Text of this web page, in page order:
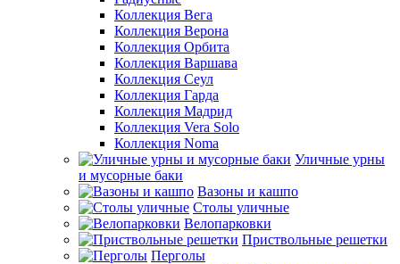
Коллекция Вега
Коллекция Верона
Коллекция Орбита
Коллекция Варшава
Коллекция Сеул
Коллекция Гарда
Коллекция Мадрид
Коллекция Vera Solo
Коллекция Noma
Уличные урны
и мусорные баки
Вазоны и кашпо
Столы уличные
Велопарковки
Приствольные решетки
Перголы